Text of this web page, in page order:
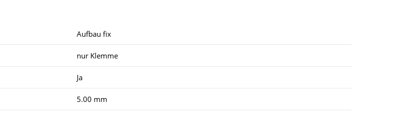
Aufbau fix
nur Klemme
Ja
5.00 mm